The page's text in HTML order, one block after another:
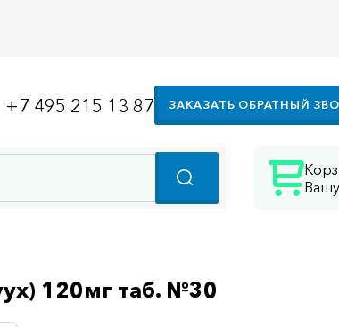
+7 495 215 13 87 ЗАКАЗАТЬ ОБРАТНЫЙ
120мг таб. №30